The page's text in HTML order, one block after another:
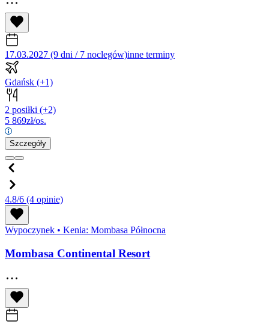
17.03.2027 (9 dni / 7 noclegów)inne terminy
Gdańsk (+1)
2 posiłki (+2)
5 869zł/os.
Szczegóły
4.8/6 (4 opinie)
Wypoczynek • Kenia: Mombasa Północna
Mombasa Continental Resort